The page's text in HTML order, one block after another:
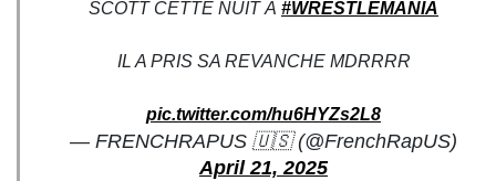
SCOTT CETTE NUIT À #WRESTLEMANIA
IL A PRIS SA REVANCHE MDRRRR
pic.twitter.com/hu6HYZs2L8
— FRENCHRAPUS 🇺🇸 (@FrenchRapUS)
April 21, 2025